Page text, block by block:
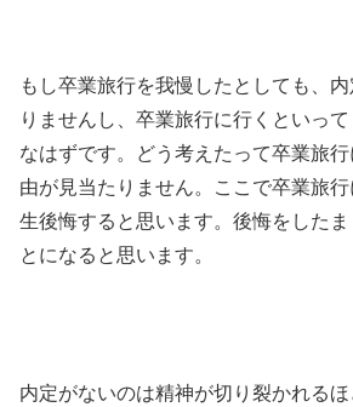
もし卒業旅行を我慢したとしても、
りませんし、卒業旅行に行くといっ
なはずです。どう考えたって卒業旅
由が見当たりません。ここで卒業旅
生後悔すると思います。後悔をした
とになると思います。
内定がないのは精神が切り裂かれる